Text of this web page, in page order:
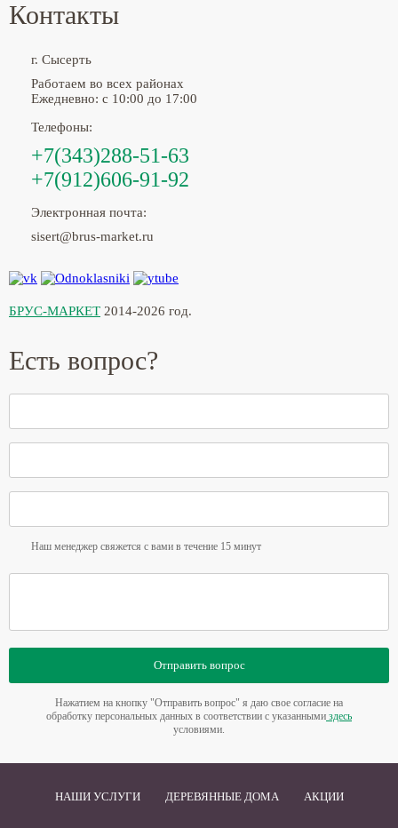
Контакты
г. Сысерть
Работаем во всех районах
Ежедневно: с 10:00 до 17:00
Телефоны:
+7(343)288-51-63
+7(912)606-91-92
Электронная почта:
sisert@brus-market.ru
БРУС-МАРКЕТ 2014-2026 год.
Есть вопрос?
Наш менеджер свяжется с вами в течение 15 минут
Отправить вопрос
Нажатием на кнопку "Отправить вопрос" я даю свое согласие на
обработку персональных данных в соответствии с указанными здесь
условиями.
НАШИ УСЛУГИ ДЕРЕВЯННЫЕ ДОМА АКЦИИ